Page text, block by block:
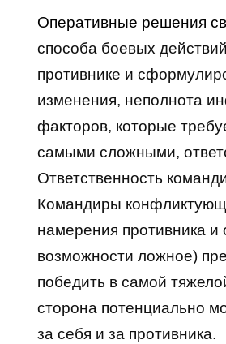
Оперативные решения
способа боевых
противнике и
изменения, неполнота
факторов, которые
самыми сложными,
Ответственность
Командиры
намерения противника
возможности ложное)
победить в самой
сторона потенциально
за себя и за противника.